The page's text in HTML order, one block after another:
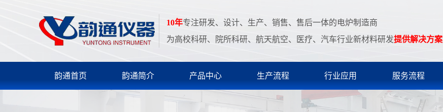
10年专注研发、设计、生产、销售、售后一体的电炉制造商
为高校科研、院所科研、航天航空、医疗、汽车行业新材料研发提供解决方案
韵通首页 韵通简介 产品中心 生产流程 行业应用 服务流程